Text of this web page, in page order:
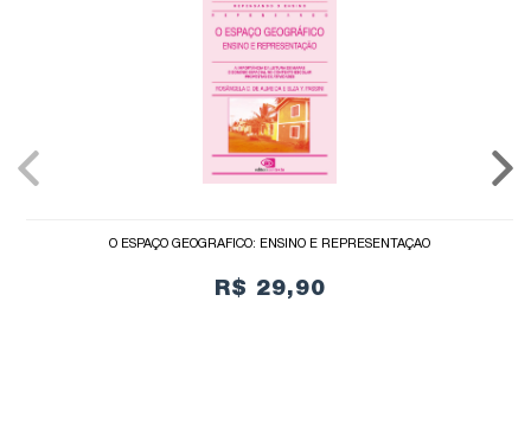
O ESPAÇO GEOGRÁFICO: ENSINO E REPRESENTAÇÃO
R$ 29,90